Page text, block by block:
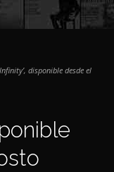
Infinity’, disponible desde el